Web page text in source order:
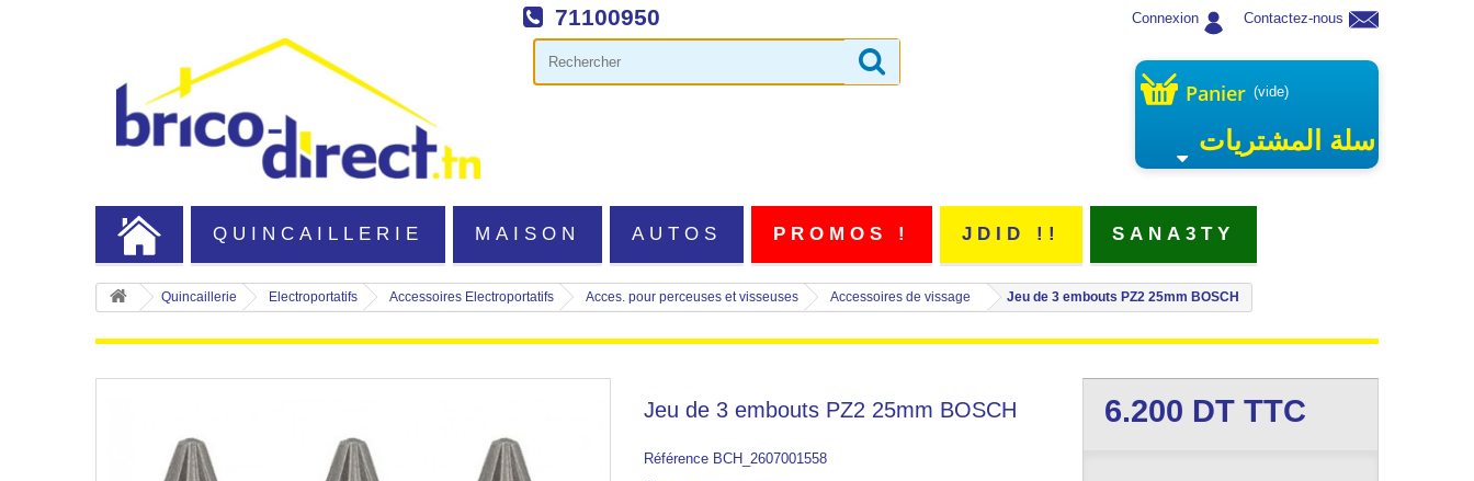
Contactez-nous
71100950 Connexion
Panier (vide)
سلة المشتريات
QUINCAILLERIE MAISON AUTOS PROMOS ! JDID !! SANA3TY
Quincaillerie Electroportatifs Accessoires Electroportatifs Acces. pour perceuses et visseuses Accessoires de vissage Jeu de 3 embouts PZ2 25mm BOSCH
Jeu de 3 embouts PZ2 25mm BOSCH
Référence BCH_2607001558
6.200 DT TTC